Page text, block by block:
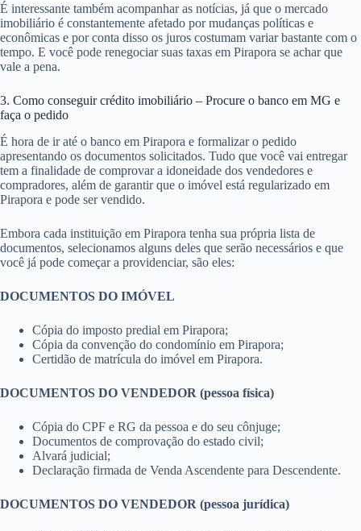
É interessante também acompanhar as notícias, já que o mercado
imobiliário é constantemente afetado por mudanças políticas e
econômicas e por conta disso os juros costumam variar bastante com o
tempo. E você pode renegociar suas taxas em Pirapora se achar que
vale a pena.
3. Como conseguir crédito imobiliário – Procure o banco em MG e
faça o pedido
É hora de ir até o banco em Pirapora e formalizar o pedido
apresentando os documentos solicitados. Tudo que você vai entregar
tem a finalidade de comprovar a idoneidade dos vendedores e
compradores, além de garantir que o imóvel está regularizado em
Pirapora e pode ser vendido.
Embora cada instituição em Pirapora tenha sua própria lista de
documentos, selecionamos alguns deles que serão necessários e que
você já pode começar a providenciar, são eles:
DOCUMENTOS DO IMÓVEL
Cópia do imposto predial em Pirapora;
Cópia da convenção do condomínio em Pirapora;
Certidão de matrícula do imóvel em Pirapora.
DOCUMENTOS DO VENDEDOR (pessoa física)
Cópia do CPF e RG da pessoa e do seu cônjuge;
Documentos de comprovação do estado civil;
Alvará judicial;
Declaração firmada de Venda Ascendente para Descendente.
DOCUMENTOS DO VENDEDOR (pessoa jurídica)